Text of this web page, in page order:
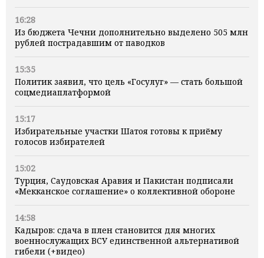
16:28
Из бюджета Чечни дополнительно выделено 505 млн
рублей пострадавшим от паводков
15:35
Политик заявил, что цель «Госулуг» — стать большой
соцмедиаплатформой
15:17
Избирательные участки Шатоя готовы к приёму
голосов избирателей
15:02
Турция, Саудовская Аравия и Пакистан подписали
«Мекканское соглашение» о коллективной обороне
14:58
Кадыров: сдача в плен становится для многих
военнослужащих ВСУ единственной альтернативой
гибели (+видео)